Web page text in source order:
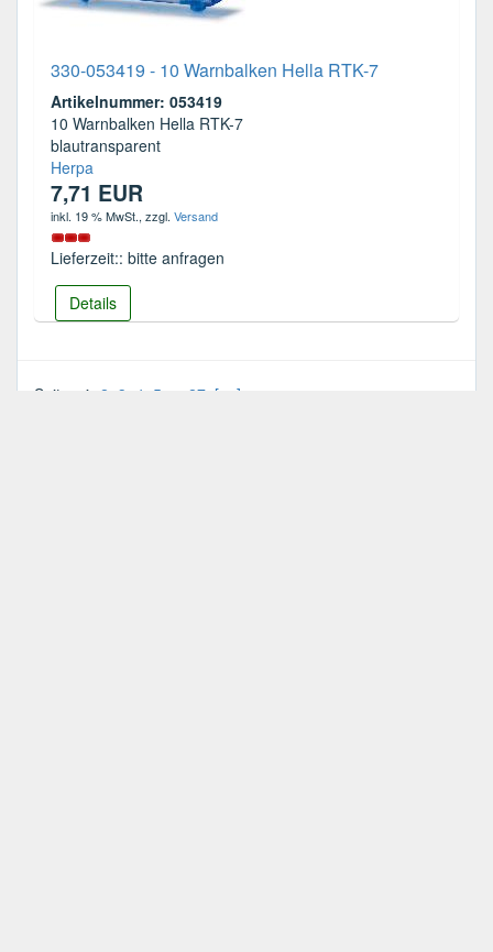
330-053419 - 10 Warnbalken Hella RTK-7
Artikelnummer: 053419
10 Warnbalken Hella RTK-7
blautransparent
Herpa
7,71 EUR
inkl. 19 % MwSt., zzgl. Versand
Lieferzeit:: bitte anfragen
Details
Seite: 1 2 3 4 5 27 [>>]